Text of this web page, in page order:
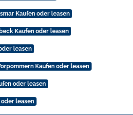
Kaufen oder leasen
Kaufen oder leasen
leasen
Kaufen oder leasen
oder leasen
oder leasen